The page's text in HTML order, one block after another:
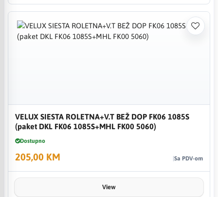
VELUX SIESTA ROLETNA+V.T BEŽ DOP FK06 1085S
(paket DKL FK06 1085S+MHL FK00 5060)
Dostupno
205,00 KM Sa PDV-om
View